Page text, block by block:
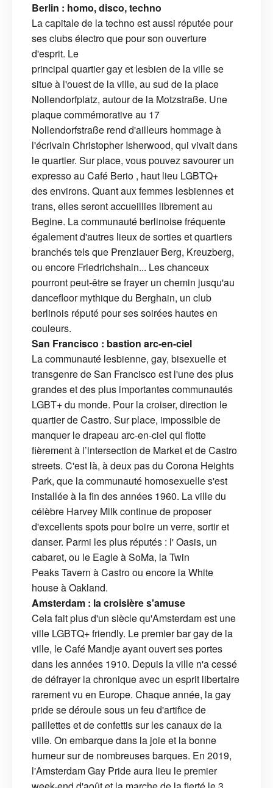
Berlin : homo, disco, techno
La capitale de la techno est aussi réputée pour
ses clubs électro que pour son ouverture
d'esprit. Le
principal quartier gay et lesbien de la ville se
situe à l'ouest de la ville, au sud de la place
Nollendorfplatz, autour de la Motzstraße. Une
plaque commémorative au 17
Nollendorfstraße rend d'ailleurs hommage à
l'écrivain Christopher Isherwood, qui vivait dans
le quartier. Sur place, vous pouvez savourer un
expresso au Café Berio , haut lieu LGBTQ+
des environs. Quant aux femmes lesbiennes et
trans, elles seront accueillies librement au
Begine. La communauté berlinoise fréquente
également d'autres lieux de sorties et quartiers
branchés tels que Prenzlauer Berg, Kreuzberg,
ou encore Friedrichshain... Les chanceux
pourront peut-être se frayer un chemin jusqu'au
dancefloor mythique du Berghain, un club
berlinois réputé pour ses soirées hautes en
couleurs.
San Francisco : bastion arc-en-ciel
La communauté lesbienne, gay, bisexuelle et
transgenre de San Francisco est l'une des plus
grandes et des plus importantes communautés
LGBT+ du monde. Pour la croiser, direction le
quartier de Castro. Sur place, impossible de
manquer le drapeau arc-en-ciel qui flotte
fièrement à l’intersection de Market et de Castro
streets. C'est là, à deux pas du Corona Heights
Park, que la communauté homosexuelle s'est
installée à la fin des années 1960. La ville du
célèbre Harvey Milk continue de proposer
d'excellents spots pour boire un verre, sortir et
danser. Parmi les plus réputés : l' Oasis, un
cabaret, ou le Eagle à SoMa, la Twin
Peaks Tavern à Castro ou encore la White
house à Oakland.
Amsterdam : la croisière s'amuse
Cela fait plus d'un siècle qu'Amsterdam est une
ville LGBTQ+ friendly. Le premier bar gay de la
ville, le Café Mandje ayant ouvert ses portes
dans les années 1910. Depuis la ville n'a cessé
de défrayer la chronique avec un esprit libertaire
rarement vu en Europe. Chaque année, la gay
pride se déroule sous un feu d'artifice de
paillettes et de confettis sur les canaux de la
ville. On embarque dans la joie et la bonne
humeur sur de nombreuses barques. En 2019,
l'Amsterdam Gay Pride aura lieu le premier